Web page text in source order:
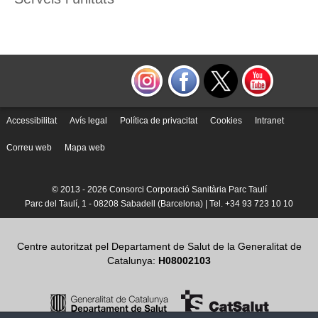
Com arribar i contacte
Accessibilitat Avís legal Política de privacitat Cookies Intranet
Correu web Mapa web
© 2013 - 2026 Consorci Corporació Sanitària Parc Taulí
Parc del Taulí, 1 - 08208 Sabadell (Barcelona) | Tel. +34 93 723 10 10
Centre autoritzat pel Departament de Salut de la Generalitat de
Catalunya: H08002103